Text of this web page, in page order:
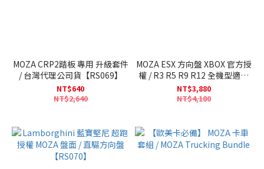
MOZA CRP2踏板 專用 升級套件
/ 台灣代理公司貨【RS069】
NT$640
NT$2,640
MOZA ESX 方向盤 XBOX 官方授
權 / R3 R5 R9 R12 全機型適用
【RS052】
NT$3,880
NT$4,180